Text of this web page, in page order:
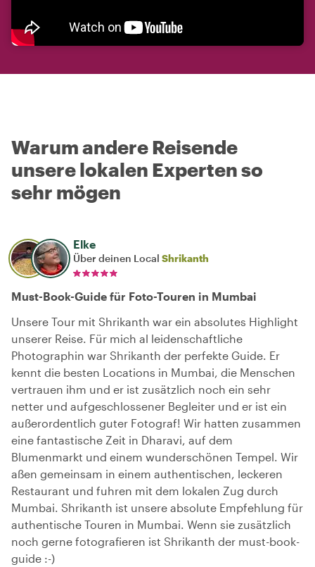
Warum andere Reisende
unsere lokalen Experten so
sehr mögen
Elke
Über deinen Local Shrikanth
Must-Book-Guide für Foto-Touren in Mumbai
Unsere Tour mit Shrikanth war ein absolutes Highlight
unserer Reise. Für mich al leidenschaftliche
Photographin war Shrikanth der perfekte Guide. Er
kennt die besten Locations in Mumbai, die Menschen
vertrauen ihm und er ist zusätzlich noch ein sehr
netter und aufgeschlossener Begleiter und er ist ein
außerordentlich guter Fotograf! Wir hatten zusammen
eine fantastische Zeit in Dharavi, auf dem
Blumenmarkt und einem wunderschönen Tempel. Wir
aßen gemeinsam in einem authentischen, leckeren
Restaurant und fuhren mit dem lokalen Zug durch
Mumbai. Shrikanth ist unsere absolute Empfehlung für
authentische Touren in Mumbai. Wenn sie zusätzlich
noch gerne fotografieren ist Shrikanth der must-book-
guide :-)